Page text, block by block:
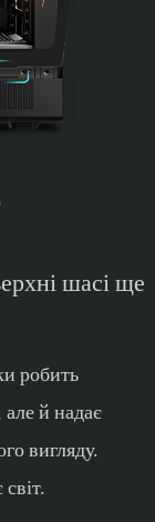
шасі ще
робить
й надає
вигляду.